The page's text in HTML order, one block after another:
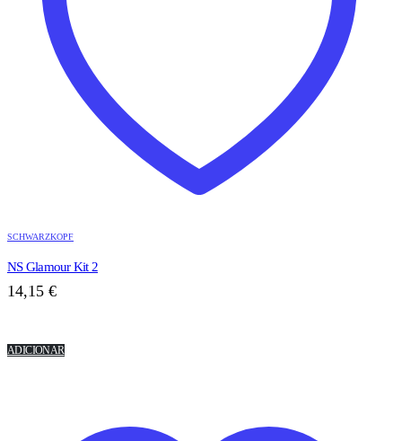
SCHWARZKOPF
NS Glamour Kit 2
14,15 €
ADICIONAR